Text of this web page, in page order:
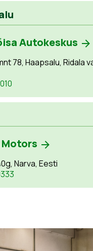
Autokeskus
78, Haapsalu, Ridala
Narva, Eesti